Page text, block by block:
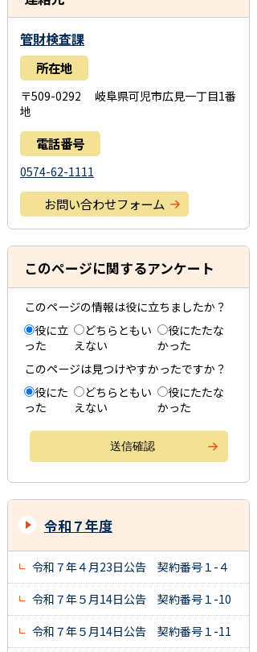
管財検査課
所在地
〒509-0292 岐阜県可児市広見一丁目1番
地
電話番号
0574-62-1111
お問い合わせフォーム
このページに関するアンケート
このページの情報は役に立ちましたか？
役に立
った
どちらともい
えない
役にたたな
かった
このページは見つけやすかったですか？
役にた
った
どちらともい
えない
役にたたな
かった
令和７年度
令和７年４月23日公告 契約番号１-４
令和７年５月14日公告 契約番号１-10
令和７年５月14日公告 契約番号１-11